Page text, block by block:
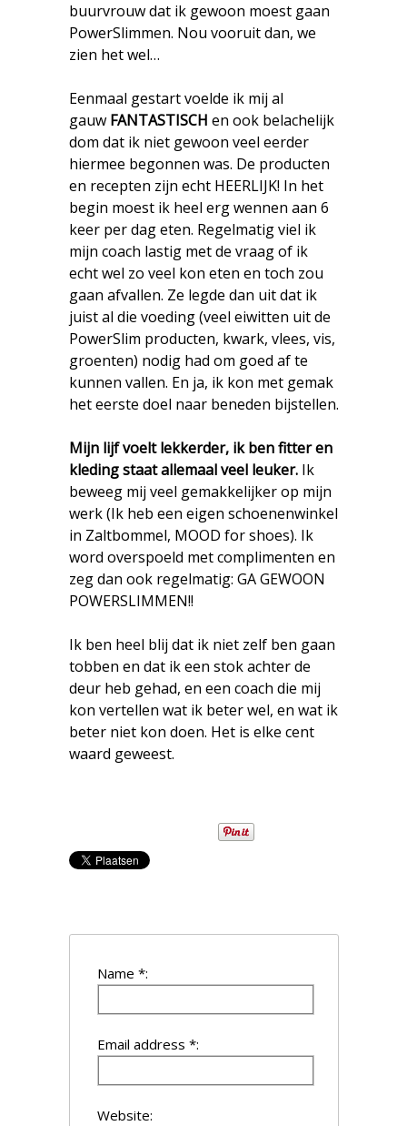
buurvrouw dat ik gewoon moest gaan
PowerSlimmen. Nou vooruit dan, we
zien het wel…
Eenmaal gestart voelde ik mij al
gauw FANTASTISCH en ook belachelijk
dom dat ik niet gewoon veel eerder
hiermee begonnen was. De producten
en recepten zijn echt HEERLIJK! In het
begin moest ik heel erg wennen aan 6
keer per dag eten. Regelmatig viel ik
mijn coach lastig met de vraag of ik
echt wel zo veel kon eten en toch zou
gaan afvallen. Ze legde dan uit dat ik
juist al die voeding (veel eiwitten uit de
PowerSlim producten, kwark, vlees, vis,
groenten) nodig had om goed af te
kunnen vallen. En ja, ik kon met gemak
het eerste doel naar beneden bijstellen.
Mijn lijf voelt lekkerder, ik ben fitter en
kleding staat allemaal veel leuker. Ik
beweeg mij veel gemakkelijker op mijn
werk (Ik heb een eigen schoenenwinkel
in Zaltbommel, MOOD for shoes). Ik
word overspoeld met complimenten en
zeg dan ook regelmatig: GA GEWOON
POWERSLIMMEN!!
Ik ben heel blij dat ik niet zelf ben gaan
tobben en dat ik een stok achter de
deur heb gehad, en een coach die mij
kon vertellen wat ik beter wel, en wat ik
beter niet kon doen. Het is elke cent
waard geweest.
Name *:
Email address *:
Website: